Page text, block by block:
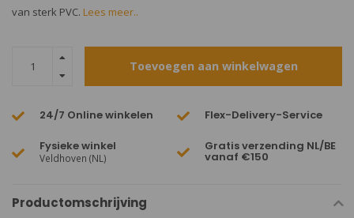
van sterk PVC. Lees meer..
Toevoegen aan winkelwagen
24/7 Online winkelen Flex-Delivery-Service
Fysieke winkel
Veldhoven (NL)
Gratis verzending NL/BE
vanaf €150
Productomschrijving